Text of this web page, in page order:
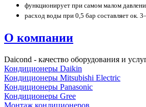
функционирует при самом малом
расход воды при 0,5 бар составляет ок.
О компании
Daicond - качество оборудования и
Кондиционеры Daikin
Кондиционеры Mitsubishi Electric
Кондиционеры Panasonic
Кондиционеры Gree
Монтаж кондиционеров